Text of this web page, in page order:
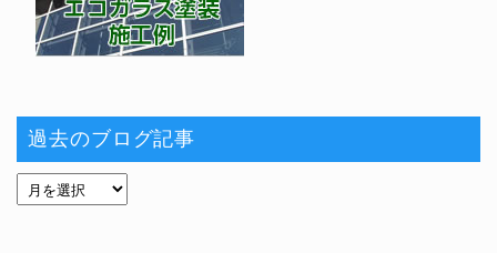
過去のブログ記事